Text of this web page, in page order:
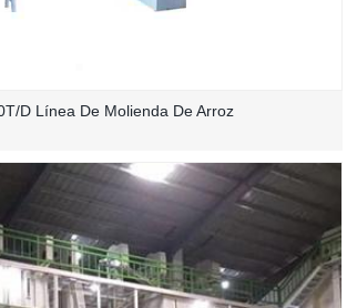
D Línea De Molienda De Arroz